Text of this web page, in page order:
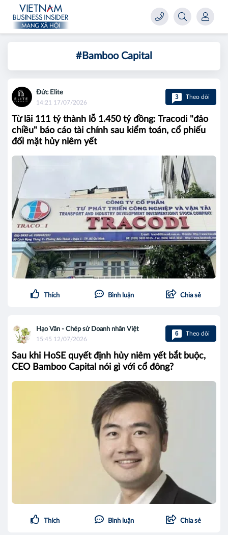
#Bamboo Capital
Đức Elite
14:21 17/07/2026
3 Theo dõi
Từ lãi 111 tỷ thành lỗ 1.450 tỷ đồng: Tracodi "đảo
chiều" báo cáo tài chính sau kiểm toán, cổ phiếu
đối mặt hủy niêm yết
Thích Bình luận Chia sẻ
Hạo Vân - Chép sử Doanh nhân Việt
15:45 12/07/2026
6 Theo dõi
Sau khi HoSE quyết định hủy niêm yết bắt buộc,
CEO Bamboo Capital nói gì với cổ đông?
Thích Bình luận Chia sẻ